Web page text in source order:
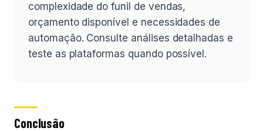
complexidade do funil de vendas,
orçamento disponível e necessidades de
automação. Consulte análises detalhadas e
teste as plataformas quando possível.
Conclusão